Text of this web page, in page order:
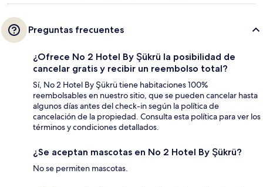
Preguntas frecuentes
¿Ofrece No 2 Hotel By Şükrü la posibilidad de
cancelar gratis y recibir un reembolso total?
Sí, No 2 Hotel By Şükrü tiene habitaciones 100%
reembolsables en nuestro sitio, que se pueden cancelar hasta
algunos días antes del check-in según la política de
cancelación de la propiedad. Consulta esta política para ver los
términos y condiciones detallados.
¿Se aceptan mascotas en No 2 Hotel By Şükrü?
No se permiten mascotas.